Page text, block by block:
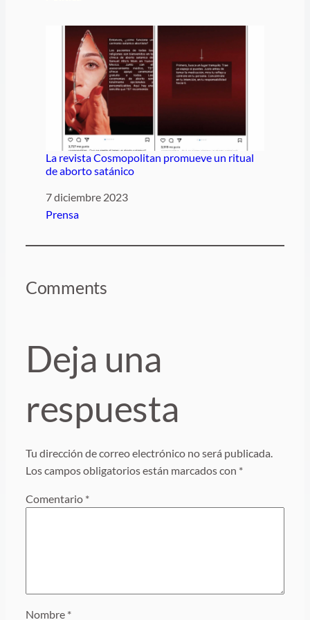
La revista Cosmopolitan promueve un ritual
de aborto satánico
Fecha
7 diciembre 2023
Respecto a
Prensa
Comments
Deja una
respuesta
Tu dirección de correo electrónico no será publicada.
Los campos obligatorios están marcados con *
Comentario *
Nombre *